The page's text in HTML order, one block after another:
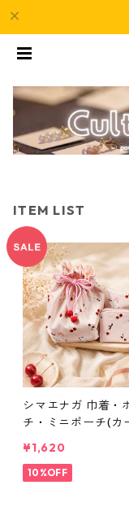
ITEM LIST
シマエナガ 巾着・ポー
チ・ミニポーチ(カ
んぼ柄×淡いピンク
¥1,620
10%OFF